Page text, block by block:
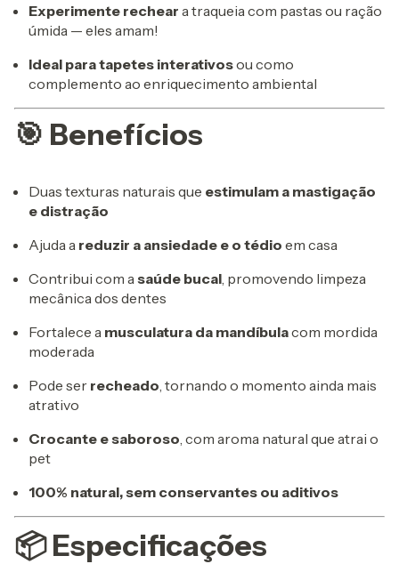
Experimente rechear a traqueia com pastas ou ração
úmida — eles amam!
Ideal para tapetes interativosou como
complemento ao enriquecimento ambiental
🎯 Benefícios
Duas texturas naturais que estimulam a mastigação
e distração
Ajuda a reduzir a ansiedade e o tédio em casa
Contribui com a saúde bucal , promovendo limpeza
mecânica dos dentes
Fortalece a musculatura da mandíbulacom mordida
moderada
Pode ser recheado , tornando o momento ainda mais
atrativo
Crocante e saboroso , com aroma natural que atrai o
pet
100% natural, sem conservantes ou aditivos
📦 Especificações